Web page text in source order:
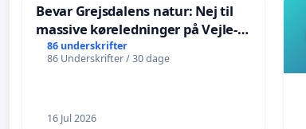
Bevar Grejsdalens natur: Nej til
massive køreledninger på Vejle-
Struer-banen
86 underskrifter
86 Underskrifter / 30 dage
16 Jul 2026